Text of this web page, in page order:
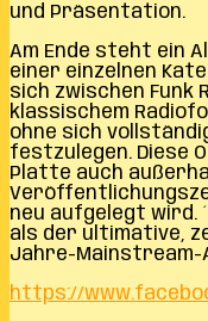
und Präsentation.
Am Ende steht ein
einer einzelnen
sich zwischen Funk
klassischem
ohne sich
festzulegen. Diese
Platte auch
neu aufgelegt wird.
als der ultimative,
Jahre-Mainstream-
https://